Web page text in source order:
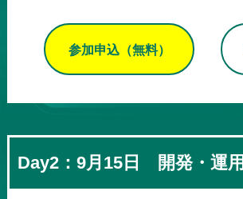
参加申込（無料）
Day2：9月15日 開発・運用